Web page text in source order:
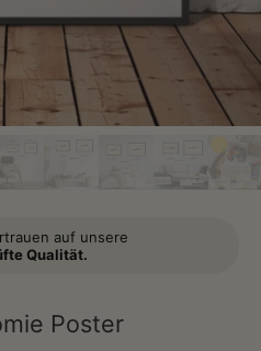
auf unsere
Qualität.
Poster